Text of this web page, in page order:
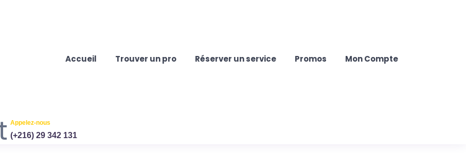
Accueil Trouver un pro Réserver un service Promos Mon Compte
Appelez-nous
(+216) 29 342 131